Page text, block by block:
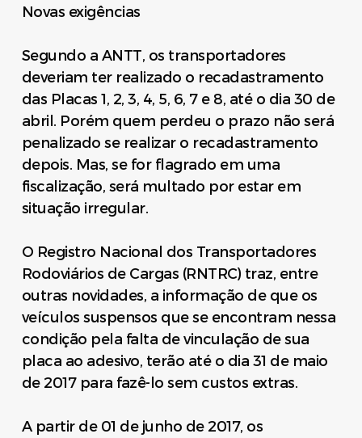
Novas exigências
Segundo a ANTT, os transportadores
deveriam ter realizado o recadastramento
das Placas 1, 2, 3, 4, 5, 6, 7 e 8, até o dia 30 de
abril. Porém quem perdeu o prazo não será
penalizado se realizar o recadastramento
depois. Mas, se for flagrado em uma
fiscalização, será multado por estar em
situação irregular.
O Registro Nacional dos Transportadores
Rodoviários de Cargas (RNTRC) traz, entre
outras novidades, a informação de que os
veículos suspensos que se encontram nessa
condição pela falta de vinculação de sua
placa ao adesivo, terão até o dia 31 de maio
de 2017 para fazê-lo sem custos extras.
A partir de 01 de junho de 2017, os